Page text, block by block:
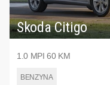
Skoda Citigo
1.0 MPI 60 KM
BENZYNA